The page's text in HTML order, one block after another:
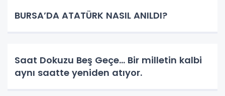
BURSA’DA ATATÜRK NASIL ANILDI?
Saat Dokuzu Beş Geçe… Bir milletin kalbi
aynı saatte yeniden atıyor.